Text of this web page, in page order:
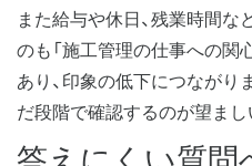
また給与や休日、残業時間
のも「施工管理の仕事への関
あり、印象の低下につながり
だ段階で確認するのが望まし